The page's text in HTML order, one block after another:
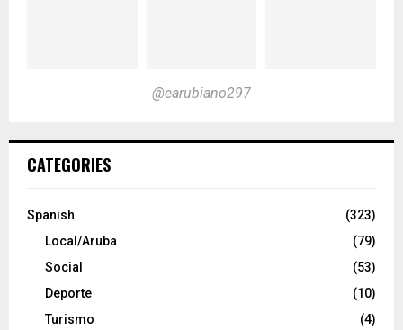
@earubiano297
CATEGORIES
Spanish
(323)
Local/Aruba
(79)
Social
(53)
Deporte
(10)
Turismo
(4)